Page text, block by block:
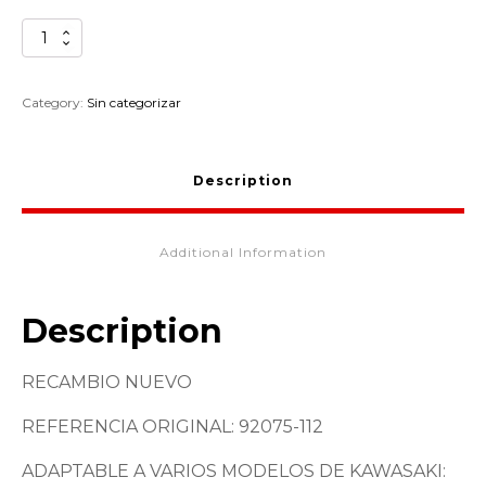
SILENTBLOCK
CARROCERIA
92075-
Category: Sin categorizar
Description
Additional Information
Description
RECAMBIO NUEVO
REFERENCIA ORIGINAL: 92075-112
ADAPTABLE A VARIOS MODELOS DE KAWASAKI: